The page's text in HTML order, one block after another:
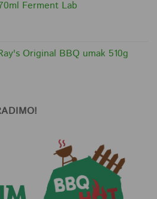
Ferment Lab
Original BBQ umak 510g